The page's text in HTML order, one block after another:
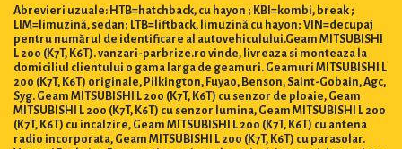
Abrevieri uzuale: HTB=hatchback, cu hayon ; KBI=kombi, break ;
LIM=limuzină, sedan; LTB=liftback, limuzină cu hayon; VIN=decupaj
pentru numărul de identificare al autovehiculului.Geam MITSUBISHI
L 200 (K7T, K6T). vanzari-parbrize.ro vinde, livreaza si monteaza la
domiciliul clientului o gama larga de geamuri. Geamuri MITSUBISHI L
200 (K7T, K6T) originale, Pilkington, Fuyao, Benson, Saint-Gobain, Agc,
Syg. Geam MITSUBISHI L 200 (K7T, K6T) cu senzor de ploaie, Geam
MITSUBISHI L 200 (K7T, K6T) cu senzor lumina, Geam MITSUBISHI L 200
(K7T, K6T) cu incalzire, Geam MITSUBISHI L 200 (K7T, K6T) cu antena
radio incorporata, Geam MITSUBISHI L 200 (K7T, K6T) cu parasolar.